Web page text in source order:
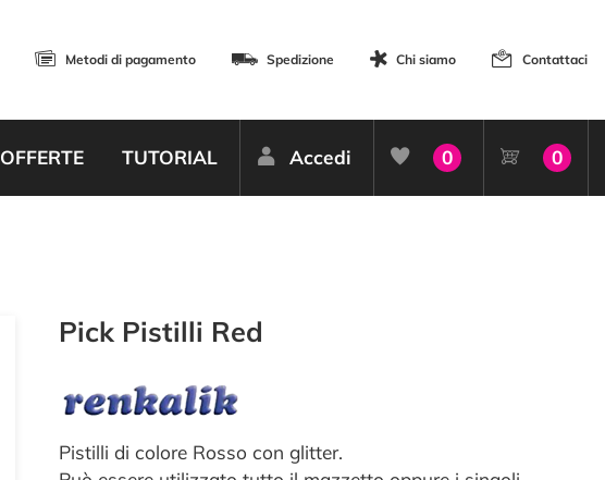
Metodi di pagamento Spedizione Chi siamo Contattaci
OFFERTE TUTORIAL Accedi 0 0
Pick Pistilli Red
Pistilli di colore Rosso con glitter.